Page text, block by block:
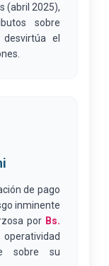
(abril 2025),
sobre
el
de pago
inminente
por Bs.
sobre su